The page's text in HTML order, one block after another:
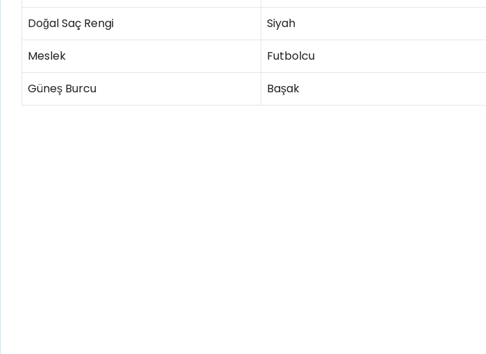
Doğal Saç Rengi Siyah
Meslek Futbolcu
Güneş Burcu Başak